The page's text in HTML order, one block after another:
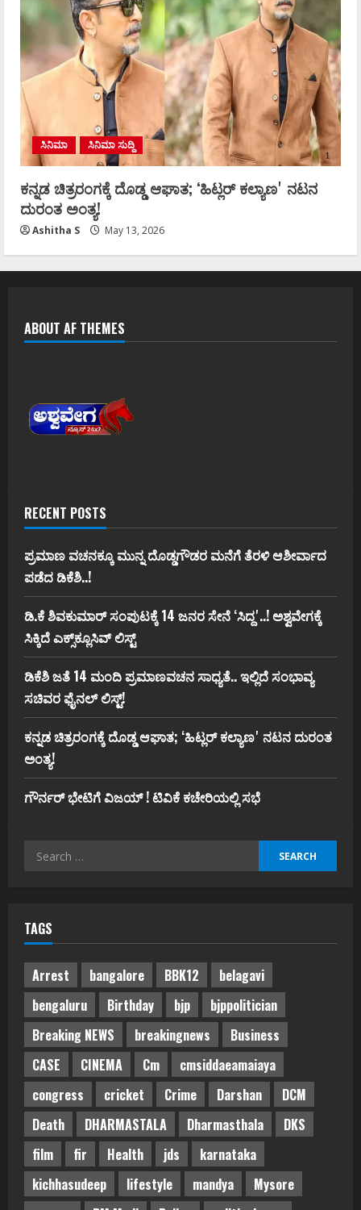
ಸಿನಿಮಾ ಸಿನಿಮಾ ಸುದ್ದಿ
ಕನ್ನಡ ಚಿತ್ರರಂಗಕ್ಕೆ ದೊಡ್ಡ ಆಘಾತ; ʻಹಿಟ್ಲರ್ ಕಲ್ಯಾಣʼ ನಟನ
ದುರಂತ ಅಂತ್ಯ!
Ashitha S May 13, 2026
ABOUT AF THEMES
RECENT POSTS
ಪ್ರಮಾಣ ವಚನಕ್ಕೂ ಮುನ್ನ ದೊಡ್ಡಗೌಡರ ಮನೆಗೆ ತೆರಳಿ ಆಶೀರ್ವಾದ
ಪಡೆದ ಡಿಕೆಶಿ..!
ಡಿ.ಕೆ ಶಿವಕುಮಾರ್‌ ಸಂಪುಟಕ್ಕೆ 14 ಜನರ ಸೇನೆ ʻಸಿದ್ದʼ..! ಅಶ್ವವೇಗಕ್ಕೆ
ಸಿಕ್ಕಿದೆ ಎಕ್ಸ್‌ಕ್ಲೂಸಿವ್‌ ಲಿಸ್ಟ್‌
ಡಿಕೆಶಿ ಜತೆ 14 ಮಂದಿ ಪ್ರಮಾಣವಚನ ಸಾಧ್ಯತೆ.. ಇಲ್ಲಿದೆ ಸಂಭಾವ್ಯ
ಸಚಿವರ ಫೈನಲ್ ಲಿಸ್ಟ್‌!
ಕನ್ನಡ ಚಿತ್ರರಂಗಕ್ಕೆ ದೊಡ್ಡ ಆಘಾತ; ʻಹಿಟ್ಲರ್ ಕಲ್ಯಾಣʼ ನಟನ ದುರಂತ
ಅಂತ್ಯ!
ಗೌರ್ನರ್‌ ಭೇಟಿಗೆ ವಿಜಯ್‌ ! ಟಿವಿಕೆ ಕಚೇರಿಯಲ್ಲಿ ಸಭೆ
Search
TAGS
Arrest bangalore BBK12
belagavi
bengaluru
Birthday bjp
bjppolitician
Breaking NEWS
breakingnews
Business
CASE
CINEMA Cm
cmsiddaeamaiaya
congress
cricket Crime Darshan
DCM
Death
DHARMASTALA Dharmasthala
DKS
film
fir Health jds
karnataka
kichhasudeep
lifestyle mandya
Mysore